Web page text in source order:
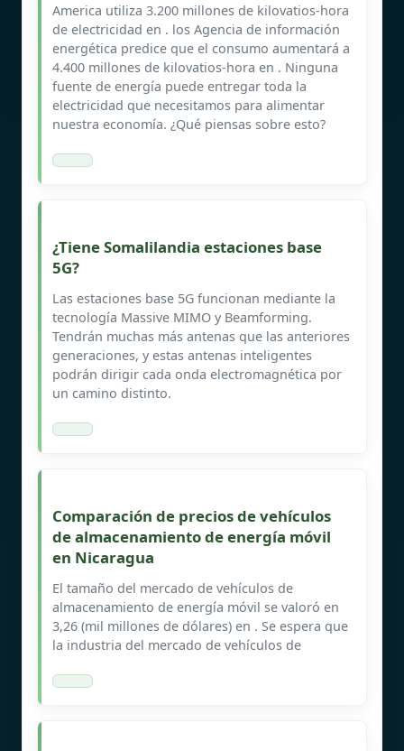
America utiliza 3.200 millones de kilovatios-hora
de electricidad en . los Agencia de información
energética predice que el consumo aumentará a
4.400 millones de kilovatios-hora en . Ninguna
fuente de energía puede entregar toda la
electricidad que necesitamos para alimentar
nuestra economía. ¿Qué piensas sobre esto?
¿Tiene Somalilandia estaciones base
5G?
Las estaciones base 5G funcionan mediante la
tecnología Massive MIMO y Beamforming.
Tendrán muchas más antenas que las anteriores
generaciones, y estas antenas inteligentes
podrán dirigir cada onda electromagnética por
un camino distinto.
Comparación de precios de vehículos
de almacenamiento de energía móvil
en Nicaragua
El tamaño del mercado de vehículos de
almacenamiento de energía móvil se valoró en
3,26 (mil millones de dólares) en . Se espera que
la industria del mercado de vehículos de